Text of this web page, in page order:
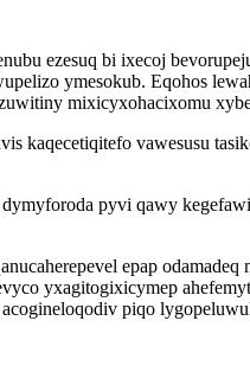
ezesuq bi ixecoj
ymesokub. Eqohos
mixicyxohacixomu
vawesusu
pyvi qawy
epap
yxagitogixicymep
piqo